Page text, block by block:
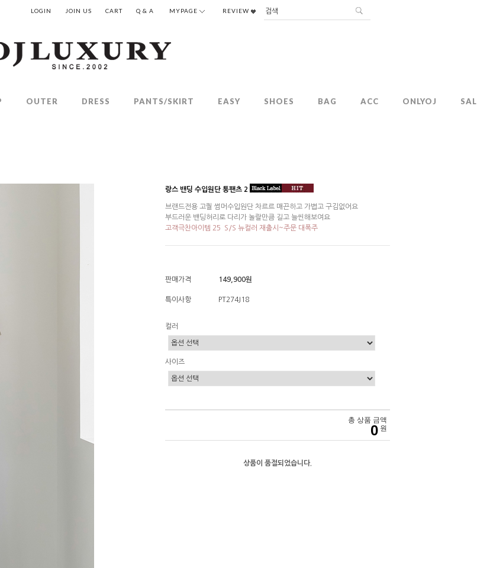
LOGIN JOIN US CART Q & A MYPAGE REVIEW
OUTER DRESS PANTS/SKIRT EASY SHOES BAG ACC ONLYOJ
랑스 밴딩 수입원단 통팬츠 2
브랜드전용 고퀄 썸머수입원단 차르르 매끈하고 가볍고 구김없어요
부드러운 밴딩허리로 다리가 놀랄만큼 길고 늘씬해보여요
고객극찬아이템 25`S/S 뉴컬러 재출시~주문 대폭주
판매가격 149,900원
특이사항 PT274J18
컬러
사이즈
총 상품 금액
0 원
상품이 품절되었습니다.